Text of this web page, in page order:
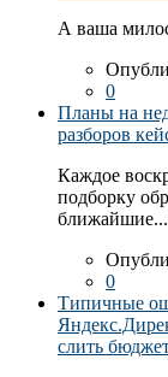
А ваша
0
Планы на
разборов
Каждое
подборку
ближайшие...
0
Типичные
слить